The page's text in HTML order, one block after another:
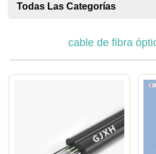
Todas Las Categorías
cable de fibra